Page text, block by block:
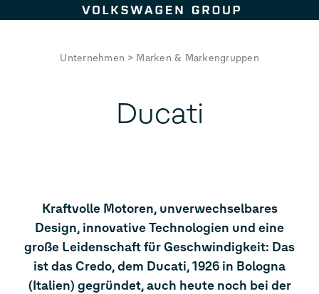
Zum Seiteninhalt springen
Unternehmen > Marken & Markengruppen
Ducati
Kraftvolle Motoren, unverwechselbares
Design, innovative Technologien und eine
große Leidenschaft für Geschwindigkeit: Das
ist das Credo, dem Ducati, 1926 in Bologna
(Italien) gegründet, auch heute noch bei der